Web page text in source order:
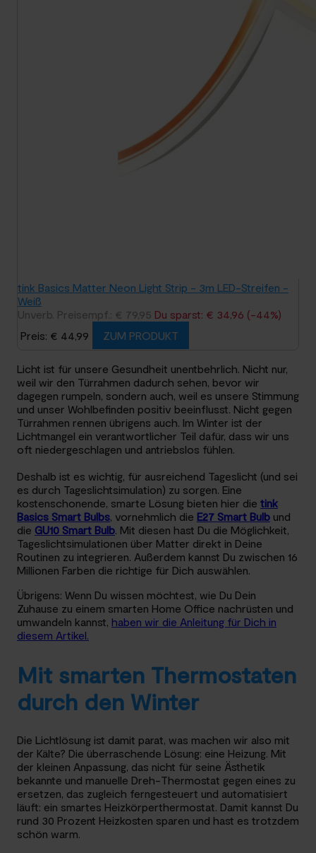
tink Basics Matter Neon Light Strip - 3m LED-Streifen -
Weiß
Unverb. Preisempf.: € 79,95 Du sparst: € 34,96 (-44%)
Preis: € 44,99
ZUM PRODUKT
Licht ist für unsere Gesundheit unentbehrlich. Nicht nur,
weil wir den Türrahmen dadurch sehen, bevor wir
dagegen rumpeln, sondern auch, weil es unsere Stimmung
und unser Wohlbefinden positiv beeinflusst. Nicht gegen
Türrahmen rennen übrigens auch. Im Winter ist der
Lichtmangel ein verantwortlicher Teil dafür, dass wir uns
oft niedergeschlagen und antriebslos fühlen.
Deshalb ist es wichtig, für ausreichend Tageslicht (und sei
es durch Tageslichtsimulation) zu sorgen. Eine
kostenschonende, smarte Lösung bieten hier die tink
Basics Smart Bulbs, vornehmlich die E27 Smart Bulb und
die GU10 Smart Bulb. Mit diesen hast Du die Möglichkeit,
Tageslichtsimulationen über Matter direkt in Deine
Routinen zu integrieren. Außerdem kannst Du zwischen 16
Millionen Farben die richtige für Dich auswählen.
Übrigens: Wenn Du wissen möchtest, wie Du Dein
Zuhause zu einem smarten Home Office nachrüsten und
umwandeln kannst, haben wir die Anleitung für Dich in
diesem Artikel.
Mit smarten Thermostaten
durch den Winter
Die Lichtlösung ist damit parat, was machen wir also mit
der Kälte? Die überraschende Lösung: eine Heizung. Mit
der kleinen Anpassung, das nicht für seine Ästhetik
bekannte und manuelle Dreh-Thermostat gegen eines zu
ersetzen, das zugleich ferngesteuert und automatisiert
läuft: ein smartes Heizkörperthermostat. Damit kannst Du
rund 30 Prozent Heizkosten sparen und hast es trotzdem
schön warm.